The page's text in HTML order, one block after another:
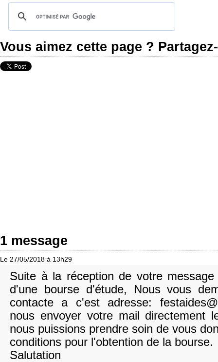
Vous aimez cette page ?
1 message
Le 27/05/2018 à 13h29
Suite à la réception de votre
d'une bourse d'étude, Nous vous
contacte a c'est adresse:
nous envoyer votre mail directement
nous puissions prendre soin de vous
conditions pour l'obtention de la bourse.
Salutation